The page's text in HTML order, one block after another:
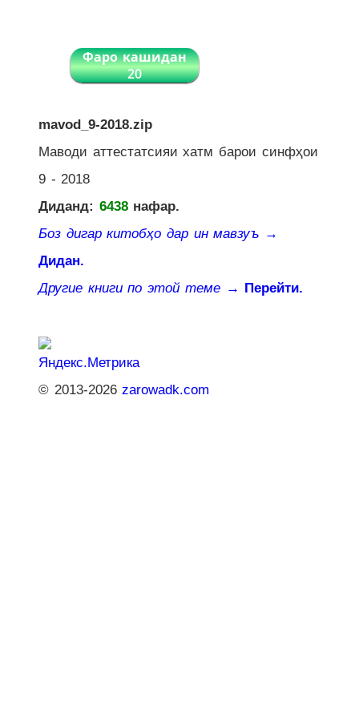
Фаро кашидан
20
mavod_9-2018.zip
Маводи аттестатсияи хатм барои синфҳои
9 - 2018
Диданд: 6438нафар.
Боз дигар китобҳо дар ин мавзуъ →
Дидан.
Другие книги по этой теме → Перейти.
© 2013-2026zarowadk.com